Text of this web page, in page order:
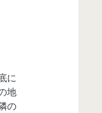
に
地
の